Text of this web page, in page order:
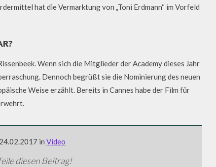
hat die Vermarktung von „Toni Erdmann“ im Vorfeld
Wenn sich die Mitglieder der Academy dieses Jahr
Dennoch begrüßt sie die Nominierung des neuen
Weise erzählt. Bereits in Cannes habe der Film für
in Video
diesen Beitrag!